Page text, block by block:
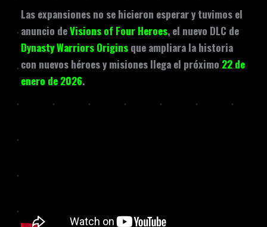
Las expansiones no se hicieron esperar y tuvimos el
anuncio deVisions of Four Heroes, el nuevo DLC de
Dynasty Warriors Origins que ampliara la historia
con nuevos héroes y misiones llega el próximo 22 de
enero de 2026.